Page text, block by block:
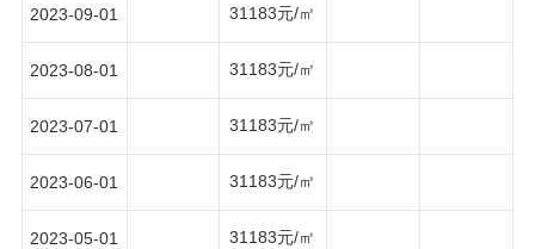
2023-09-01 31183元/㎡
2023-08-01 31183元/㎡
2023-07-01 31183元/㎡
2023-06-01 31183元/㎡
2023-05-01 31183元/㎡